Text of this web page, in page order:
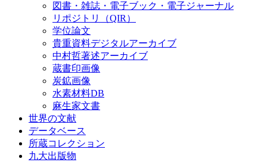
図書・雑誌・電子ブック・電子ジャーナル
リポジトリ（QIR）
学位論文
貴重資料デジタルアーカイブ
中村哲著述アーカイブ
蔵書印画像
炭鉱画像
水素材料DB
麻生家文書
世界の文献
データベース
所蔵コレクション
九大出版物